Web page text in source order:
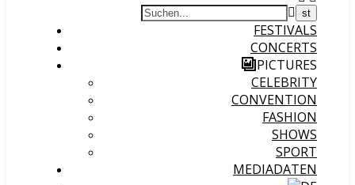
FESTIVALS
CONCERTS
PICTURES
CELEBRITY
CONVENTION
FASHION
SHOWS
SPORT
MEDIADATEN